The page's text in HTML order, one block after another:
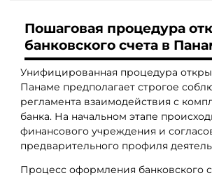
Пошаговая процедура
банковского счета в
Унифицированная процедура
Панаме предполагает строгое
регламента взаимодействия с
банка. На начальном этапе
финансового учреждения и
предварительного профиля
Процесс оформления банковского